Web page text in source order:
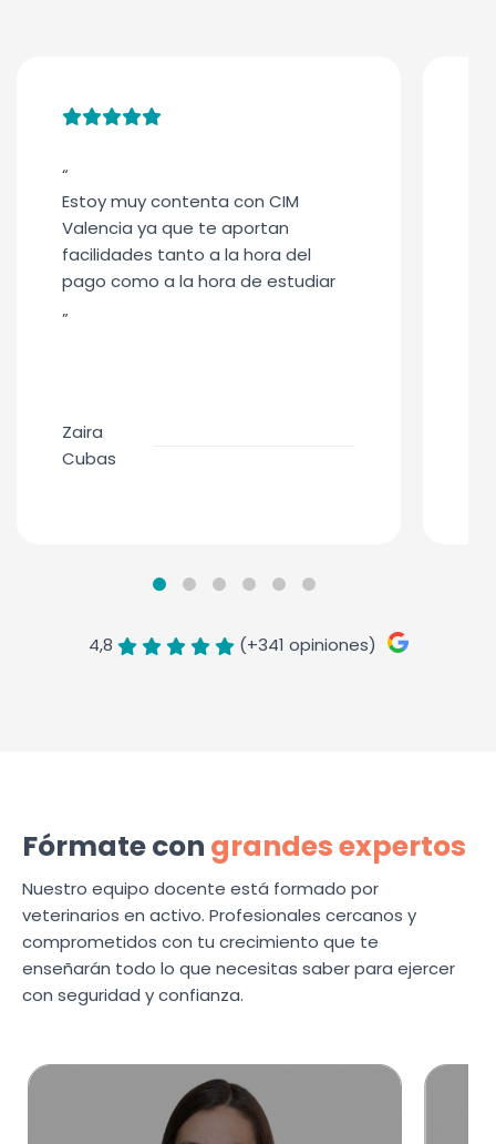
“
Estoy muy contenta con CIM
Valencia ya que te aportan
facilidades tanto a la hora del
pago como a la hora de estudiar
”
Zaira
Cubas
4,8 (+341 opiniones)
Fórmate con grandes expertos
Nuestro equipo docente está formado por
veterinarios en activo. Profesionales cercanos y
comprometidos con tu crecimiento que te
enseñarán todo lo que necesitas saber para ejercer
con seguridad y confianza.